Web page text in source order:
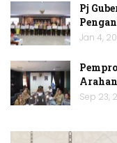
Pj
Jan 4,
Sep 23,